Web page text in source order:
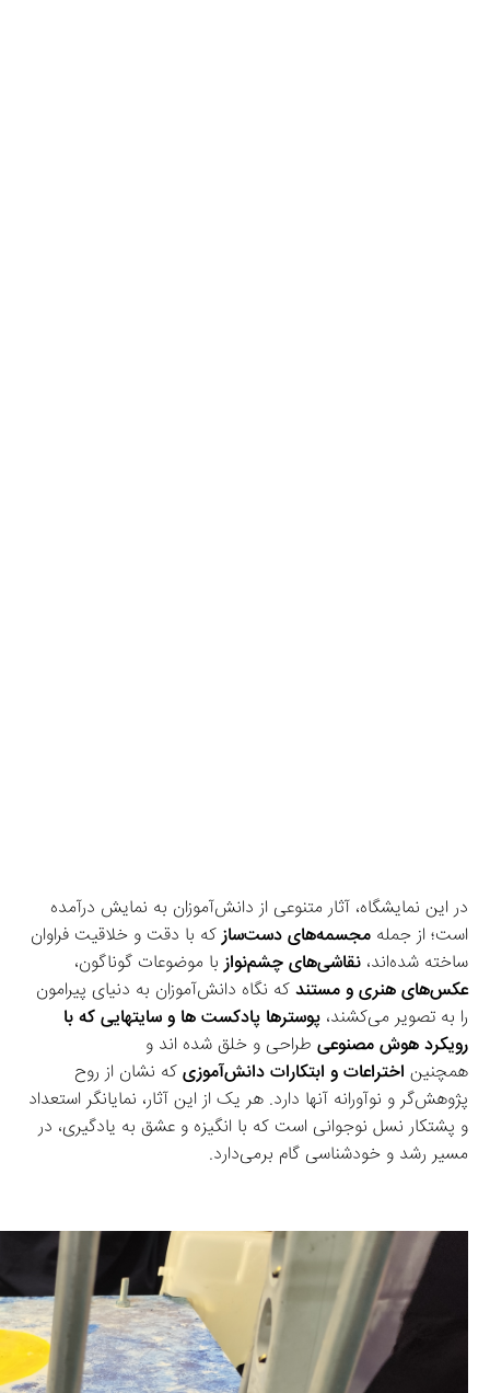
در این نمایشگاه، آثار متنوعی از دانش‌آموزان به نمایش درآمده
است؛ از جمله مجسمه‌های دست‌ساز
که با دقت و خلاقیت فراوان
ساخته شده‌اند،
نقاشی‌های چشم‌نواز
با موضوعات گوناگون،
عکس‌های هنری و مستند
که نگاه دانش‌آموزان به دنیای پیرامون
را به تصویر می‌کشند،
پوسترها پادکست ها و سایتهایی که با
رویکرد هوش مصنوعی طراحی و خلق شده اند و
همچنین اختراعات و ابتکارات دانش‌آموزی
که نشان از روح
پژوهش‌گر و نوآورانه آنها دارد. هر یک از این آثار، نمایانگر استعداد
و پشتکار نسل نوجوانی است که با انگیزه و عشق به یادگیری، در
مسیر رشد و خودشناسی گام برمی‌دارد.